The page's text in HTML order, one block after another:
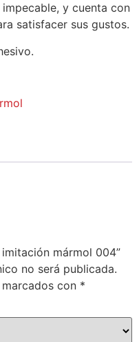
y cuenta con
satisfacer sus gustos.
mármol 004”
no será publicada.
con *